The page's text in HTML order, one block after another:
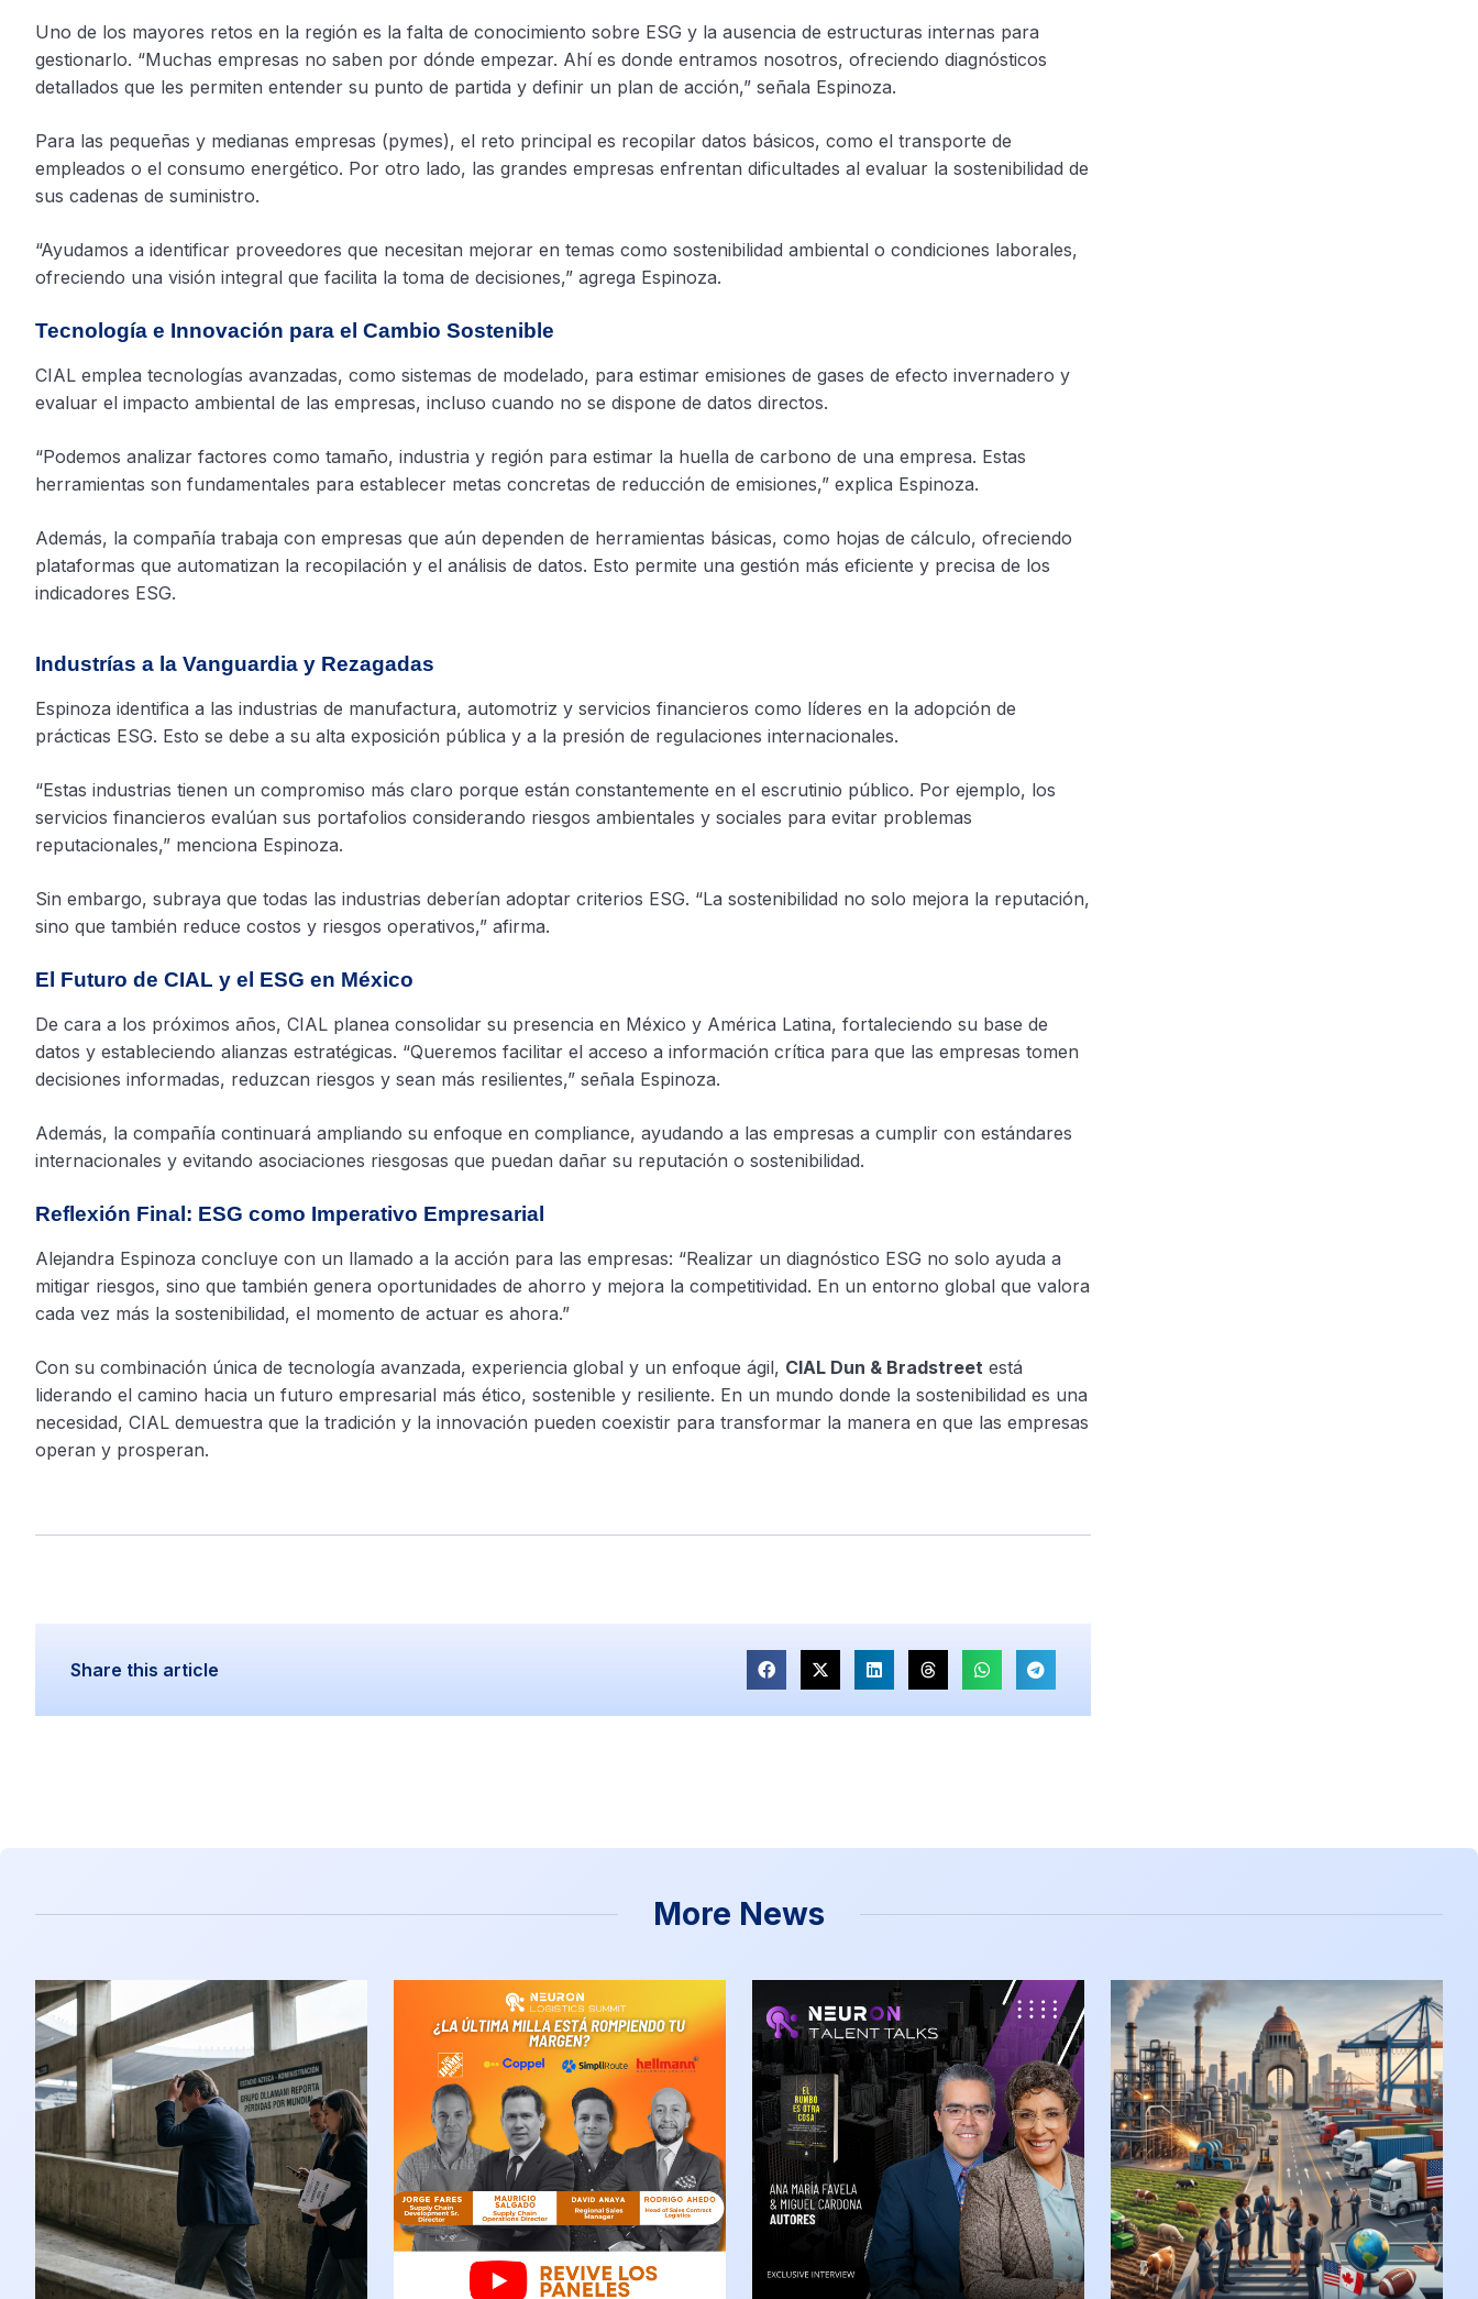
Uno de los mayores retos en la región es la falta de conocimiento sobre ESG y la ausencia de estructuras internas para
gestionarlo. “Muchas empresas no saben por dónde empezar. Ahí es donde entramos nosotros, ofreciendo diagnósticos
detallados que les permiten entender su punto de partida y definir un plan de acción,” señala Espinoza.
Para las pequeñas y medianas empresas (pymes), el reto principal es recopilar datos básicos, como el transporte de
empleados o el consumo energético. Por otro lado, las grandes empresas enfrentan dificultades al evaluar la sostenibilidad de
sus cadenas de suministro.
“Ayudamos a identificar proveedores que necesitan mejorar en temas como sostenibilidad ambiental o condiciones laborales,
ofreciendo una visión integral que facilita la toma de decisiones,” agrega Espinoza.
Tecnología e Innovación para el Cambio Sostenible
CIAL emplea tecnologías avanzadas, como sistemas de modelado, para estimar emisiones de gases de efecto invernadero y
evaluar el impacto ambiental de las empresas, incluso cuando no se dispone de datos directos.
“Podemos analizar factores como tamaño, industria y región para estimar la huella de carbono de una empresa. Estas
herramientas son fundamentales para establecer metas concretas de reducción de emisiones,” explica Espinoza.
Además, la compañía trabaja con empresas que aún dependen de herramientas básicas, como hojas de cálculo, ofreciendo
plataformas que automatizan la recopilación y el análisis de datos. Esto permite una gestión más eficiente y precisa de los
indicadores ESG.
Industrías a la Vanguardia y Rezagadas
Espinoza identifica a las industrias de manufactura, automotriz y servicios financieros como líderes en la adopción de
prácticas ESG. Esto se debe a su alta exposición pública y a la presión de regulaciones internacionales.
“Estas industrias tienen un compromiso más claro porque están constantemente en el escrutinio público. Por ejemplo, los
servicios financieros evalúan sus portafolios considerando riesgos ambientales y sociales para evitar problemas
reputacionales,” menciona Espinoza.
Sin embargo, subraya que todas las industrias deberían adoptar criterios ESG. “La sostenibilidad no solo mejora la reputación,
sino que también reduce costos y riesgos operativos,” afirma.
El Futuro de CIAL y el ESG en México
De cara a los próximos años, CIAL planea consolidar su presencia en México y América Latina, fortaleciendo su base de
datos y estableciendo alianzas estratégicas. “Queremos facilitar el acceso a información crítica para que las empresas tomen
decisiones informadas, reduzcan riesgos y sean más resilientes,” señala Espinoza.
Además, la compañía continuará ampliando su enfoque en compliance, ayudando a las empresas a cumplir con estándares
internacionales y evitando asociaciones riesgosas que puedan dañar su reputación o sostenibilidad.
Reflexión Final: ESG como Imperativo Empresarial
Alejandra Espinoza concluye con un llamado a la acción para las empresas: “Realizar un diagnóstico ESG no solo ayuda a
mitigar riesgos, sino que también genera oportunidades de ahorro y mejora la competitividad. En un entorno global que valora
cada vez más la sostenibilidad, el momento de actuar es ahora.”
Con su combinación única de tecnología avanzada, experiencia global y un enfoque ágil, CIAL Dun & Bradstreet está
liderando el camino hacia un futuro empresarial más ético, sostenible y resiliente. En un mundo donde la sostenibilidad es una
necesidad, CIAL demuestra que la tradición y la innovación pueden coexistir para transformar la manera en que las empresas
operan y prosperan.
Share this article
More News